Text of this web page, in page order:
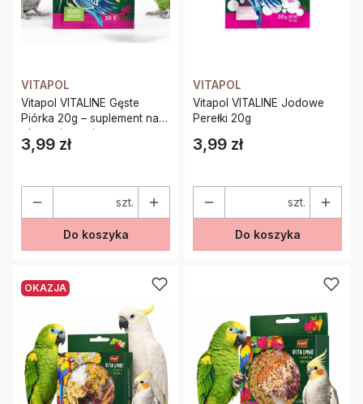
VITAPOL
Vitapol VITALINE Gęste
Piórka 20g – suplement na
okres pierzenia papug
Cena
3,99 zł
szt.
Do koszyka
VITAPOL
Vitapol VITALINE Jodowe
Perełki 20g
Cena
3,99 zł
szt.
Do koszyka
OKAZJA